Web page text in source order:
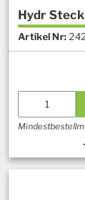
Hydr
Artikel Nr: